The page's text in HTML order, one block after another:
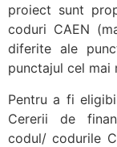
proiect sunt
coduri CAEN
diferite ale
punctajul cel mai
Pentru a fi
Cererii de
codul/ codurile